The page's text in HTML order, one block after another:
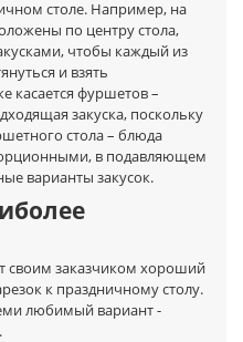
столе. Например, на
по центру стола,
чтобы каждый из
и взять
касается фуршетов –
закуска, поскольку
стола – блюда
в подавляющем
варианты закусок.
своим заказчиком хороший
к праздничному столу.
любимый вариант -
.